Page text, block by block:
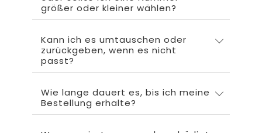
größer oder kleiner wählen?
Kann ich es umtauschen oder
zurückgeben, wenn es nicht
passt?
Wie lange dauert es, bis ich meine
Bestellung erhalte?